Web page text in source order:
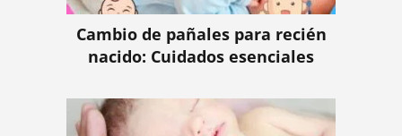
Cambio de pañales para recién
nacido: Cuidados esenciales